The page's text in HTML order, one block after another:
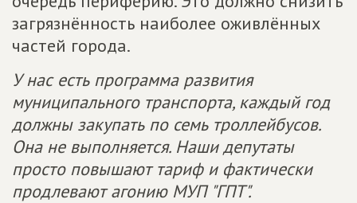
загрязнённость наиболее оживлённых
частей города.
У нас есть программа развития
муниципального транспорта, каждый год
должны закупать по семь троллейбусов.
Она не выполняется. Наши депутаты
просто повышают тариф и фактически
продлевают агонию МУП "ГПТ".